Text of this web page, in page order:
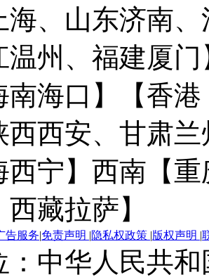
海、山东济南
温州、福建厦门
海口】
【香
西西安、甘肃
宁】 西南【
藏拉萨】
告服务|免责声明 |隐私权政策 |版权声明 |
：中华人民共